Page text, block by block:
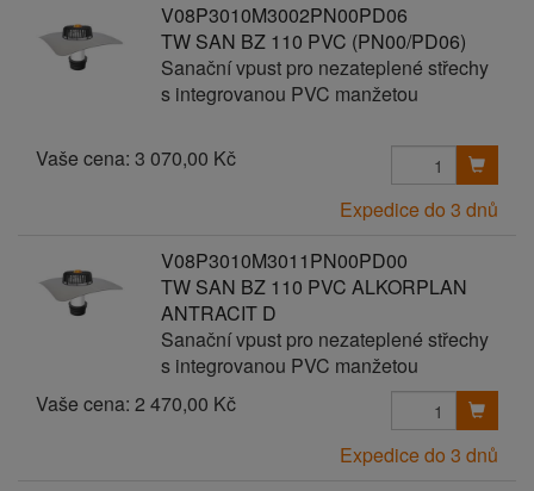
V08P3010M3002PN00PD06
TW SAN BZ 110 PVC (PN00/PD06)
Sanační vpust pro nezateplené střechy
s integrovanou PVC manžetou
Vaše cena: 3 070,00 Kč
Expedice do 3 dnů
V08P3010M3011PN00PD00
TW SAN BZ 110 PVC ALKORPLAN
ANTRACIT D
Sanační vpust pro nezateplené střechy
s integrovanou PVC manžetou
Vaše cena: 2 470,00 Kč
Expedice do 3 dnů